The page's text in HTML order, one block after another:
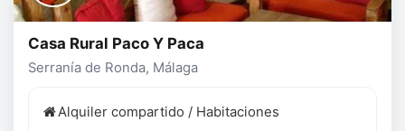
Casa Rural Paco Y Paca
Serranía de Ronda, Málaga
Alquiler compartido / Habitaciones